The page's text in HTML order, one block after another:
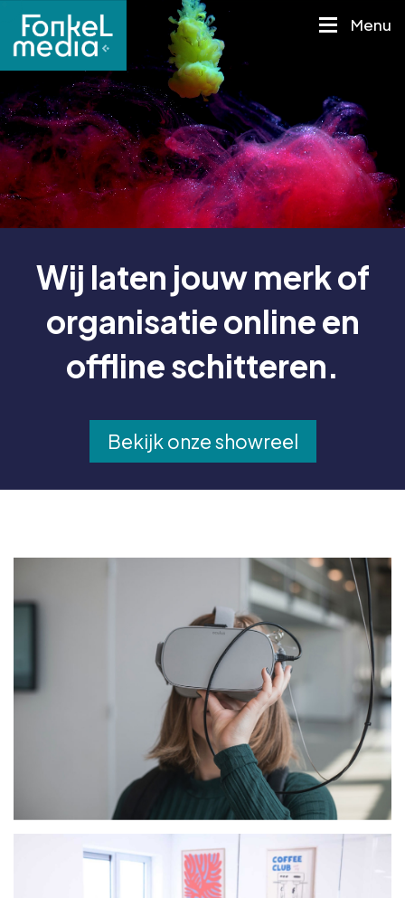
Menu
Wij laten jouw merk of
organisatie online en
offline schitteren.
Bekijk onze showreel